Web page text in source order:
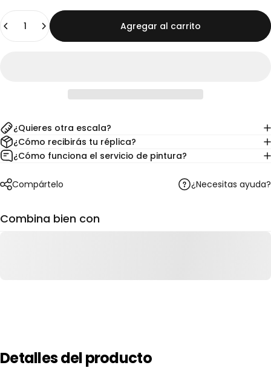
Cantidad
Agregar al carrito
¿Quieres otra escala?
¿Cómo recibirás tu réplica?
¿Cómo funciona el servicio de pintura?
Compártelo ¿Necesitas ayuda?
Combina bien con
Detallesdelproducto